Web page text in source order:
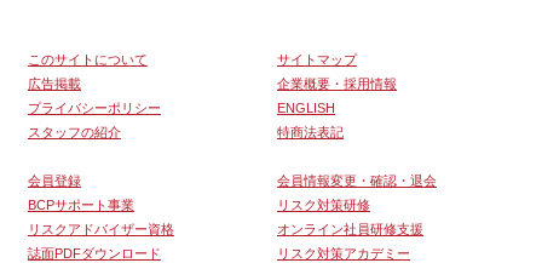
このサイトについて
サイトマップ
広告掲載
企業概要・採用情報
プライバシーポリシー
ENGLISH
スタッフの紹介
特商法表記
会員登録
会員情報変更・確認・退会
BCPサポート事業
リスク対策研修
リスクアドバイザー資格
オンライン社員研修支援
誌面PDFダウンロード
リスク対策アカデミー